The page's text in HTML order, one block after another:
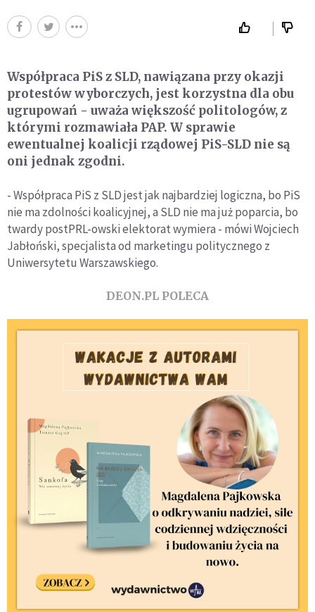
Współpraca PiS z SLD, nawiązana przy okazji
protestów wyborczych, jest korzystna dla obu
ugrupowań - uważa większość politologów, z
którymi rozmawiała PAP. W sprawie
ewentualnej koalicji rządowej PiS-SLD nie są
oni jednak zgodni.
- Współpraca PiS z SLD jest jak najbardziej logiczna, bo PiS
nie ma zdolności koalicyjnej, a SLD nie ma już poparcia, bo
twardy postPRL-owski elektorat wymiera - mówi Wojciech
Jabłoński, specjalista od marketingu politycznego z
Uniwersytetu Warszawskiego.
DEON.PL POLECA